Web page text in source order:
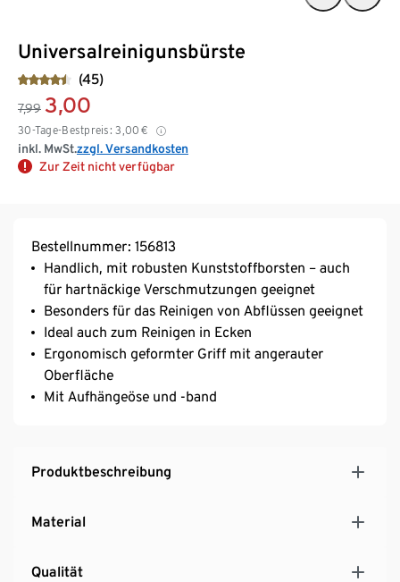
Universalreinigunsbürste
(45)
7,99 3,00
30-Tage-Bestpreis: 3,00 €
inkl. MwSt.zzgl. Versandkosten
Zur Zeit nicht verfügbar
Bestellnummer: 156813
Handlich, mit robusten Kunststoffborsten – auch
für hartnäckige Verschmutzungen geeignet
Besonders für das Reinigen von Abflüssen geeignet
Ideal auch zum Reinigen in Ecken
Ergonomisch geformter Griff mit angerauter
Oberfläche
Mit Aufhängeöse und -band
Produktbeschreibung
Material
Qualität